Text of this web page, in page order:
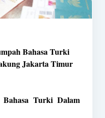
Bahasa Turki
Jakarta Timur
Turki Dalam